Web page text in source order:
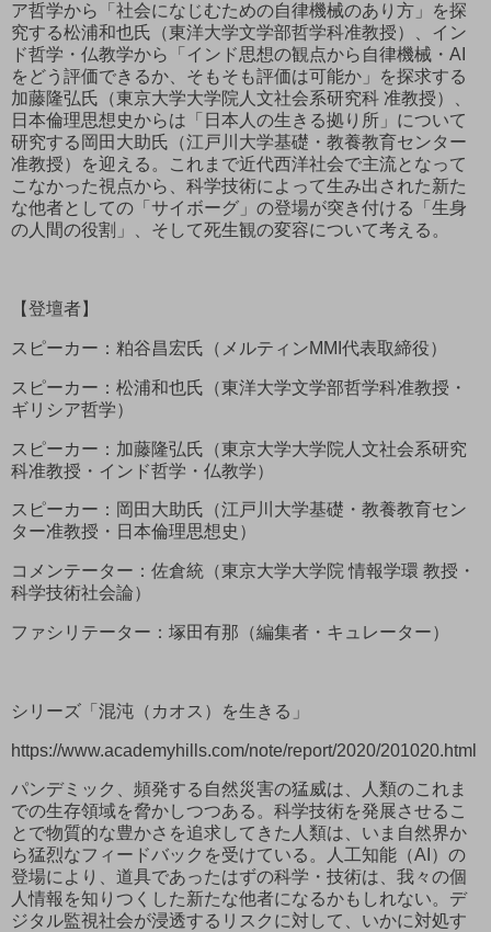
ア哲学から「社会になじむための自律機械のあり方」を探
究する松浦和也氏（東洋大学文学部哲学科准教授）、イン
ド哲学・仏教学から「インド思想の観点から自律機械・AI
をどう評価できるか、そもそも評価は可能か」を探求する
加藤隆弘氏（東京大学大学院人文社会系研究科 准教授）、
日本倫理思想史からは「日本人の生きる拠り所」について
研究する岡田大助氏（江戸川大学基礎・教養教育センター
准教授）を迎える。これまで近代西洋社会で主流となって
こなかった視点から、科学技術によって生み出された新た
な他者としての「サイボーグ」の登場が突き付ける「生身
の人間の役割」、そして死生観の変容について考える。
【登壇者】
スピーカー：粕谷昌宏氏（メルティンMMI代表取締役）
スピーカー：松浦和也氏（東洋大学文学部哲学科准教授・
ギリシア哲学）
スピーカー：加藤隆弘氏（東京大学大学院人文社会系研究
科准教授・インド哲学・仏教学）
スピーカー：岡田大助氏（江戸川大学基礎・教養教育セン
ター准教授・日本倫理思想史）
コメンテーター：佐倉統（東京大学大学院 情報学環 教授・
科学技術社会論）
ファシリテーター：塚田有那（編集者・キュレーター）
シリーズ「混沌（カオス）を生きる」
https://www.academyhills.com/note/report/2020/201020.html
パンデミック、頻発する自然災害の猛威は、人類のこれま
での生存領域を脅かしつつある。科学技術を発展させるこ
とで物質的な豊かさを追求してきた人類は、いま自然界か
ら猛烈なフィードバックを受けている。人工知能（AI）の
登場により、道具であったはずの科学・技術は、我々の個
人情報を知りつくした新たな他者になるかもしれない。デ
ジタル監視社会が浸透するリスクに対して、いかに対処す